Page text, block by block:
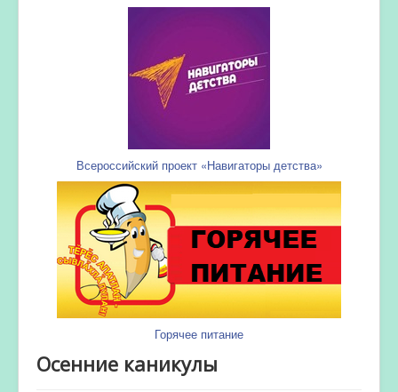
Всероссийский проект «Навигаторы детства»
Горячее питание
Осенние каникулы